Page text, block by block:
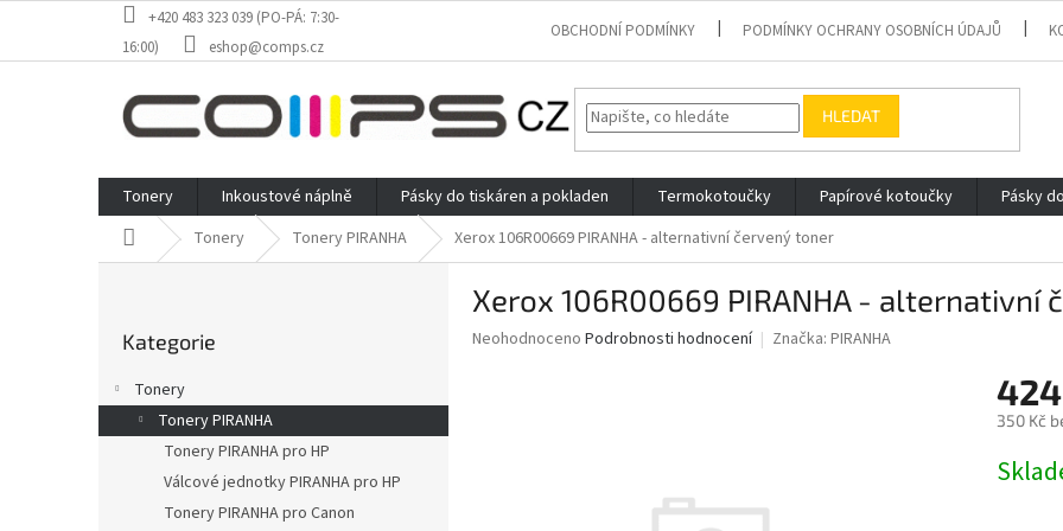
obsah
+420 483 323 039 (PO-PÁ: 7:30-
16:00)
eshop@comps.cz
OBCHODNÍ PODMÍNKY PODMÍNKY OCHRANY OSOBNÍCH ÚDAJŮ
HLEDAT
Tonery Inkoustové náplně Pásky do tiskáren a pokladen Termokotoučky Papírové kotoučky Pásky
Domů Tonery Tonery PIRANHA Xerox 106R00669 PIRANHA - alternativní červený toner
a
n
kategorie
Kategorie
Tonery
Tonery PIRANHA
Tonery PIRANHA pro HP
Válcové jednotky PIRANHA pro HP
Tonery PIRANHA pro Canon
Xerox 106R00669 PIRANHA - alternativní
Průměrné
Neohodnoceno Podrobnosti hodnocení Značka: PIRANHA
350 Kč
cena: